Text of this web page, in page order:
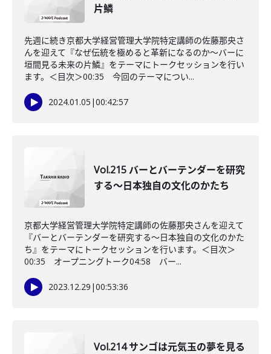
片鱗
先週に続き京都大学経営管理大学院特定講師の佐藤那央さ
んを迎えて『なぜ伝統を極めると革新になるのか〜バーに
垣間見る未来の片鱗』をテーマにトークセッションを行い
ます。＜目次＞00:35 今回のテーマについ...
2024.01.05 |00:42:57
Vol.215 バーとバーテンダーを研究
する〜日本独自の文化のかたち
京都大学経営管理大学院特定講師の佐藤那央さんを迎えて
『バーとバーテンダーを研究する〜日本独自の文化のかた
ち』をテーマにトークセッションを行います。＜目次＞
00:35 オープニングトーク04:58 バー...
2023.12.29 |00:53:36
Vol.214 サンゴは元気玉の夢を見る